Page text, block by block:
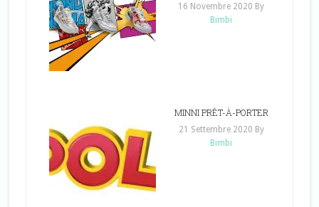
16 Novembre 2020 By
Bimbi
MINNI PRÊT-À-PORTER
21 Settembre 2020 By
Bimbi